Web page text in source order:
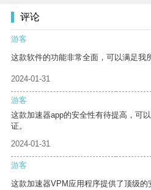
评论
游客
这款软件的功能非常全面，可以满足我
2024-01-31
游客
这款加速器app的安全性有待提高，可
证。
2024-01-31
游客
这款加速器VPM应用程序提供了顶级的